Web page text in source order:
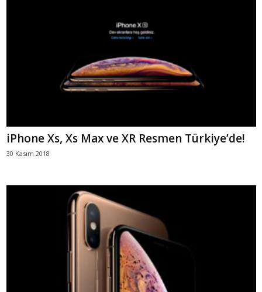
iPhone Xs, Xs Max ve XR Resmen Türkiye’de!
30 Kasım 2018